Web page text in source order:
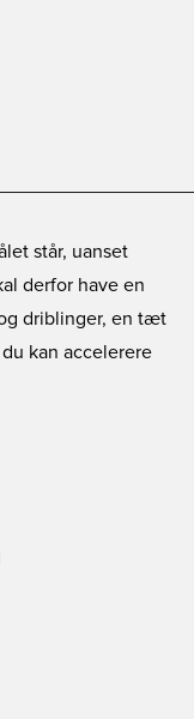
står, uanset
derfor have en
driblinger, en tæt
kan accelerere